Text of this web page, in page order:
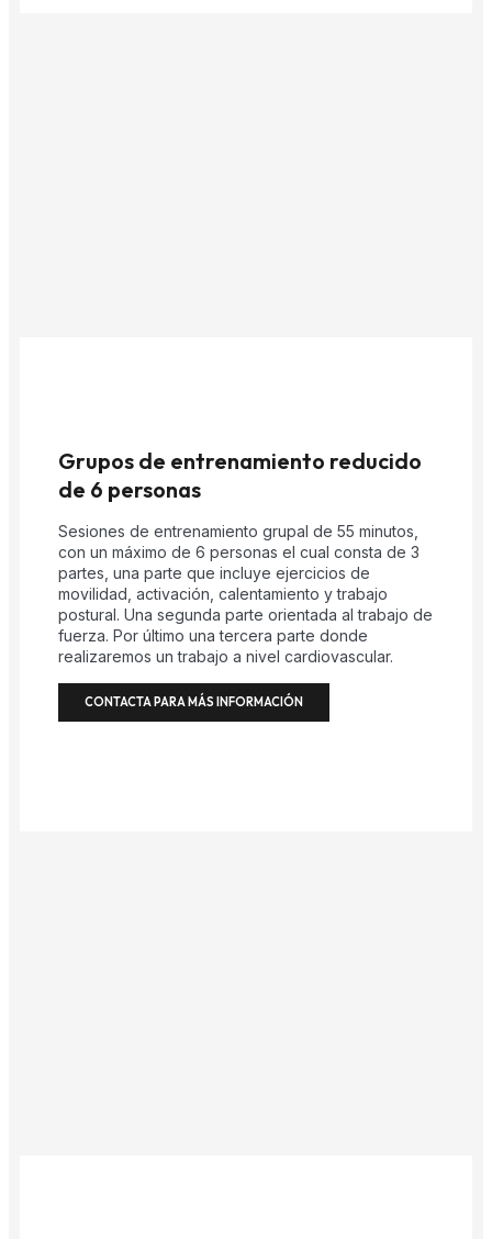
Grupos de entrenamiento reducido
de 6 personas
Sesiones de entrenamiento grupal de 55 minutos,
con un máximo de 6 personas el cual consta de 3
partes, una parte que incluye ejercicios de
movilidad, activación, calentamiento y trabajo
postural. Una segunda parte orientada al trabajo de
fuerza. Por último una tercera parte donde
realizaremos un trabajo a nivel cardiovascular.
CONTACTA PARA MÁS INFORMACIÓN